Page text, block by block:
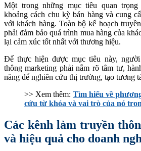
Một trong những mục tiêu quan
khoảng cách chu kỳ bán hàng và cung
với khách hàng. Toàn bộ kế hoạch
phải đảm bảo quá trình mua hàng của
lại cảm xúc tốt nhất với thương hiệu.
Để thực hiện được mục tiêu này,
thông marketing phải nắm rõ tâm tư,
năng để nghiên cứu thị trường, tạo tương
>> Xem thêm: Tìm hiểu về
cứu từ khóa và vai trò của nó
Các kênh làm truyền
và hiệu quả cho doanh